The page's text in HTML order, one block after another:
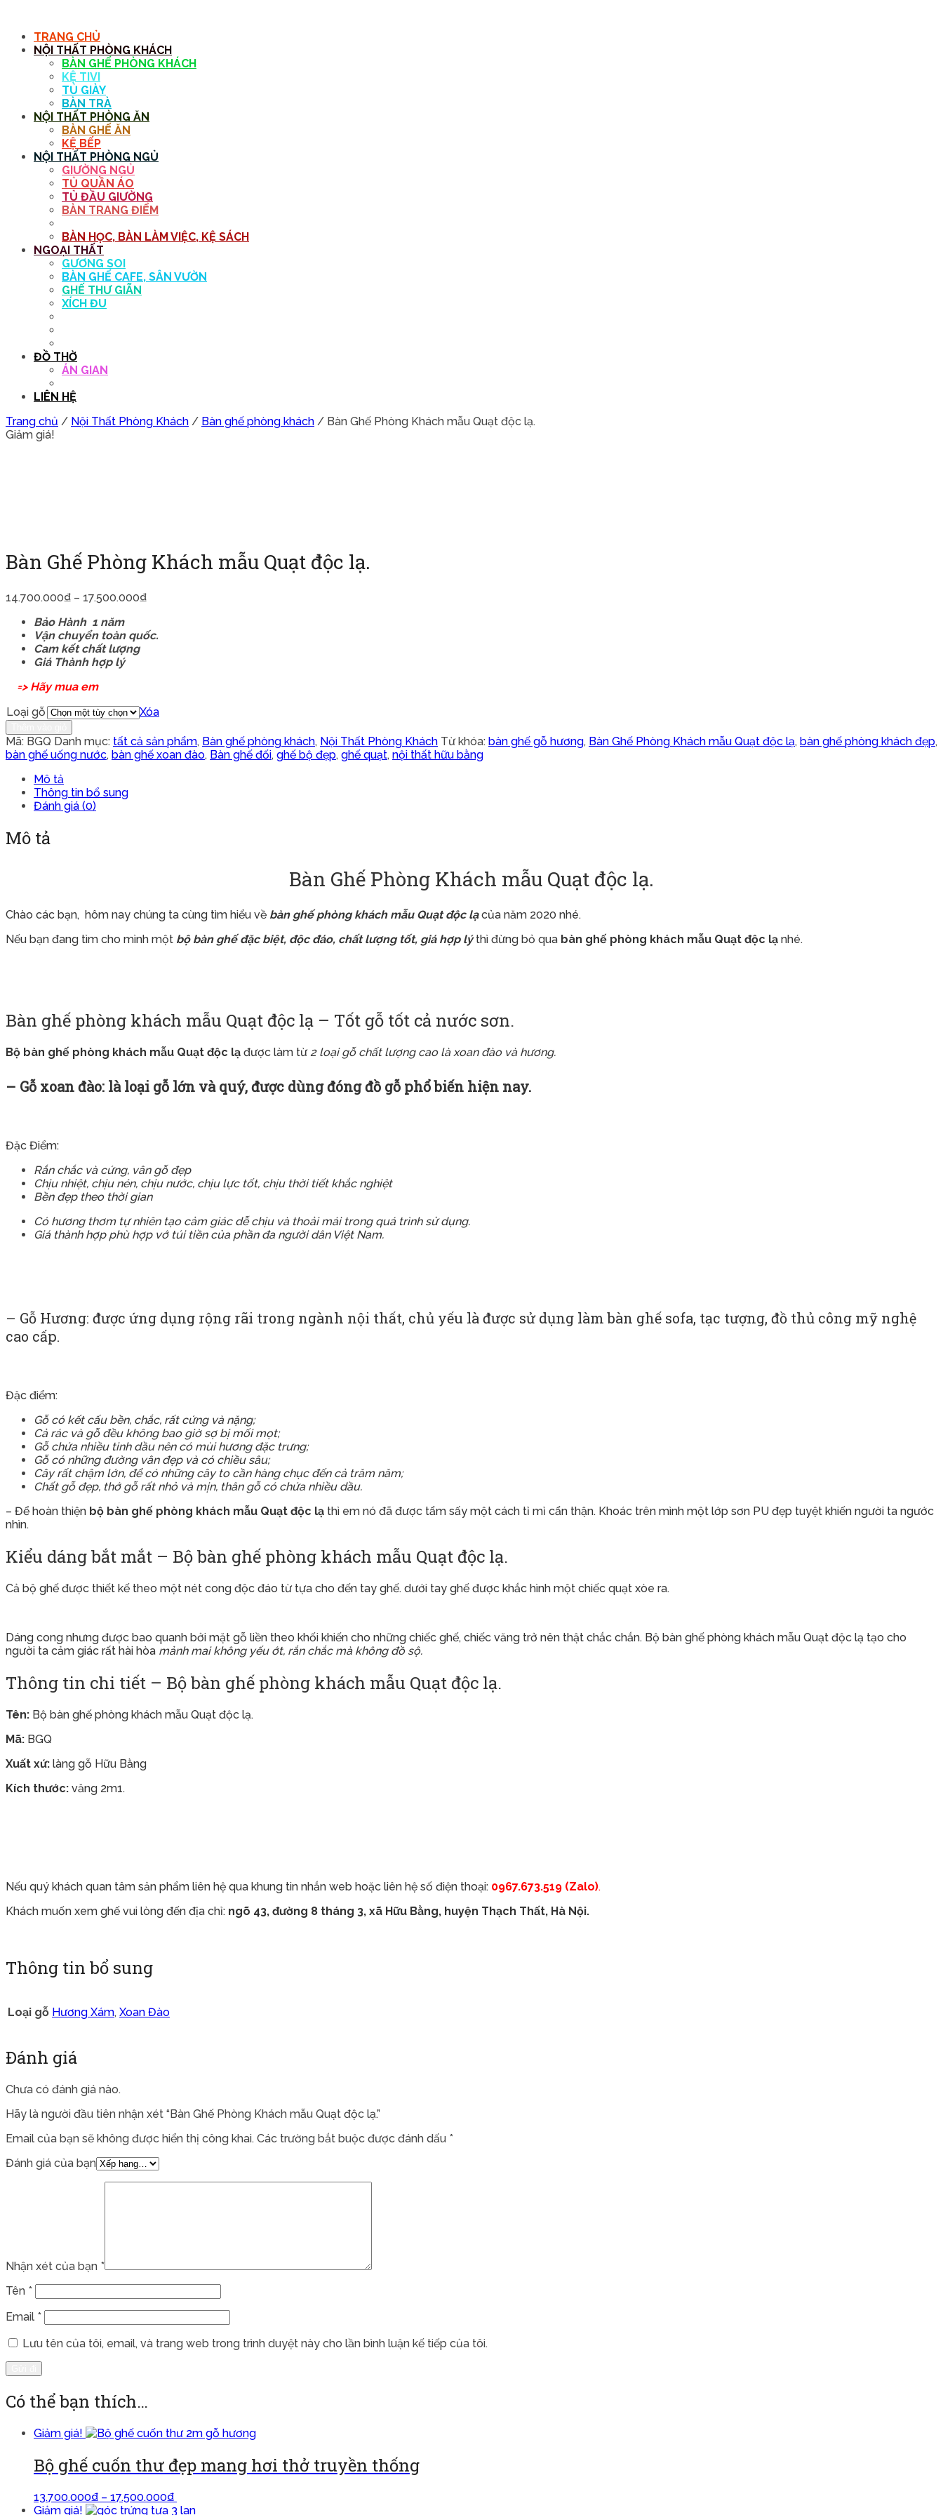
TRANG CHỦ
NỘI THẤT PHÒNG KHÁCH
BÀN GHẾ PHÒNG KHÁCH
KỆ TIVI
TỦ GIÀY
BÀN TRÀ
NỘI THẤT PHÒNG ĂN
BÀN GHẾ ĂN
KỆ BẾP
NỘI THẤT PHÒNG NGỦ
GIƯỜNG NGỦ
TỦ QUẦN ÁO
TỦ ĐẦU GIƯỜNG
BÀN TRANG ĐIỂM
BÀN HỌC, BÀN LÀM VIỆC, KỆ SÁCH
NGOẠI THẤT
GƯƠNG SOI
BÀN GHẾ CAFE, SÂN VƯỜN
GHẾ THƯ GIÃN
XÍCH ĐU
ĐỒ THỜ
ÁN GIAN
LIÊN HỆ
Trang chủ / Nội Thất Phòng Khách / Bàn ghế phòng khách / Bàn Ghế Phòng Khách mẫu Quạt độc lạ.
Giảm giá!
Bàn Ghế Phòng Khách mẫu Quạt độc lạ.
14.700.000₫ – 17.500.000₫
Bảo Hành 1 năm
Vận chuyển toàn quốc.
Cam kết chất lượng
Giá Thành hợp lý
=> Hãy mua em
Loại gỗ
Xóa
Mã: BGQ Danh mục: tất cả sản phẩm, Bàn ghế phòng khách, Nội Thất Phòng Khách Từ khóa: bàn ghế gỗ hương, Bàn Ghế Phòng Khách mẫu Quạt độc lạ, bàn ghế phòng khách đẹp,
bàn ghế uống nước, bàn ghế xoan đào, Bàn ghế đối, ghế bộ đẹp, ghế quạt, nội thất hữu bằng
Mô tả
Thông tin bổ sung
Đánh giá (0)
Mô tả
Bàn Ghế Phòng Khách mẫu Quạt độc lạ.
Chào các bạn, hôm nay chúng ta cùng tìm hiểu về bàn ghế phòng khách mẫu Quạt độc lạcủa năm 2020 nhé.
Nếu bạn đang tìm cho mình một bộ bàn ghế đặc biệt, độc đáo, chất lượng tốt, giá hợp lý thì đừng bỏ qua bàn ghế phòng khách mẫu Quạt độc lạ nhé.
Bàn ghế phòng khách mẫu Quạt độc lạ – Tốt gỗ tốt cả nước sơn.
Bộ bàn ghế phòng khách mẫu Quạt độc lạ được làm từ 2 loại gỗ chất lượng cao là xoan đào và hương.
– Gỗ xoan đào: là loại gỗ lớn và quý, được dùng đóng đồ gỗ phổ biến hiện nay.
Đặc Điểm:
Rắn chắc và cứng, vân gỗ đẹp
Chịu nhiệt, chịu nén, chịu nước, chịu lực tốt, chịu thời tiết khắc nghiệt
Bền đẹp theo thời gian
Có hương thơm tự nhiên tạo cảm giác dễ chịu và thoải mái trong quá trình sử dụng.
Giá thành hợp phù hợp vớ túi tiền của phần đa người dân Việt Nam.
– Gỗ Hương: được ứng dụng rộng rãi trong ngành nội thất, chủ yếu là được sử dụng làm bàn ghế sofa, tạc tượng, đồ thủ công mỹ nghệ
cao cấp.
Đặc điểm:
Gỗ có kết cấu bền, chắc, rất cứng và nặng;
Cả rác và gỗ đều không bao giờ sợ bị mối mọt;
Gỗ chứa nhiều tinh dầu nên có mùi hương đặc trưng;
Gỗ có những đường vân đẹp và có chiều sâu;
Cây rất chậm lớn, để có những cây to cần hàng chục đến cả trăm năm;
Chất gỗ đẹp, thớ gỗ rất nhỏ và mịn, thân gỗ có chứa nhiều dầu.
– Để hoàn thiện bộ bàn ghế phòng khách mẫu Quạt độc lạ thì em nó đã được tẩm sấy một cách tỉ mỉ cẩn thận. Khoác trên mình một lớp sơn PU đẹp tuyệt khiến người ta ngước
nhìn.
Kiểu dáng bắt mắt – Bộ bàn ghế phòng khách mẫu Quạt độc lạ.
Cả bộ ghế được thiết kế theo một nét cong độc đáo từ tựa cho đến tay ghế. dưới tay ghế được khắc hình một chiếc quạt xòe ra.
Dáng cong nhưng được bao quanh bởi mặt gỗ liền theo khối khiến cho những chiếc ghế, chiếc văng trở nên thật chắc chắn. Bộ bàn ghế phòng khách mẫu Quạt độc lạ tạo cho
người ta cảm giác rất hài hòa mảnh mai không yếu ớt, rắn chắc mà không đồ sộ.
Thông tin chi tiết – Bộ bàn ghế phòng khách mẫu Quạt độc lạ.
Tên: Bộ bàn ghế phòng khách mẫu Quạt độc lạ.
Mã: BGQ
Xuất xứ: làng gỗ Hữu Bằng
Kích thước: văng 2m1.
Nếu quý khách quan tâm sản phẩm liên hệ qua khung tin nhắn web hoặc liên hệ số điện thoại: 0967.673.519 (Zalo).
Khách muốn xem ghế vui lòng đến địa chỉ: ngõ 43, đường 8 tháng 3, xã Hữu Bằng, huyện Thạch Thất, Hà Nội.
Thông tin bổ sung
Loại gỗ Hương Xám, Xoan Đào
Đánh giá
Chưa có đánh giá nào.
Hãy là người đầu tiên nhận xét “Bàn Ghế Phòng Khách mẫu Quạt độc lạ.”
Email của bạn sẽ không được hiển thị công khai. Các trường bắt buộc được đánh dấu *
Đánh giá của bạn
Nhận xét của bạn *
Tên *
Email *
Lưu tên của tôi, email, và trang web trong trình duyệt này cho lần bình luận kế tiếp của tôi.
Có thể bạn thích…
Giảm giá!
Bộ ghế cuốn thư đẹp mang hơi thở truyền thống
13.700.000₫ – 17.500.000₫
Giảm giá!